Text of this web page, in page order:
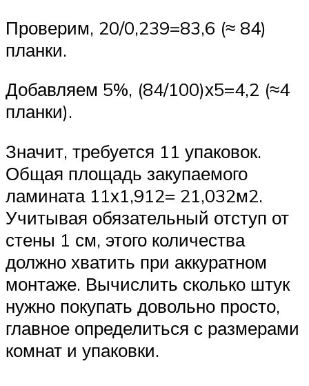
Проверим, 20/0,239=83,6 (≈ 84)
планки.
Добавляем 5%, (84/100)х5=4,2 (≈4
планки).
Значит, требуется 11 упаковок.
Общая площадь закупаемого
ламината 11х1,912= 21,032м2.
Учитывая обязательный отступ от
стены 1 см, этого количества
должно хватить при аккуратном
монтаже. Вычислить сколько штук
нужно покупать довольно просто,
главное определиться с размерами
комнат и упаковки.